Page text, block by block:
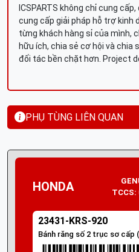
ICSPARTS không chỉ cung
cung cấp giải pháp hỗ trợ kinh
từng khách hàng sỉ của mình,
hữu ích, chia sẻ cơ hội và chia
đối tác bền chặt hơn. Project
PHỤ TÙNG LIÊN QUAN
HONDA
TCCS:
23431-KRS-920
Bánh răng số 2 trục sơ cấp